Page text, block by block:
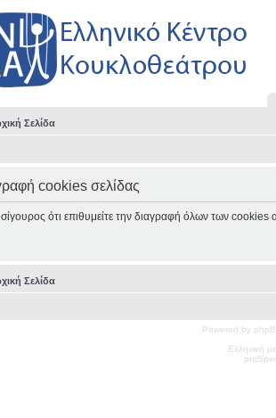
Σελίδα
cookies σελίδας
σίγουρος ότι επιθυμείτε την διαγραφή όλων των cookies
Σελίδα
Powered by
Ελληνική
pro